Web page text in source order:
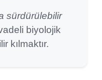
sürdürülebilir
biyolojik
kılmaktır.